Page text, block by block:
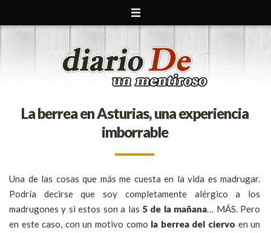
La berrea en Asturias, una experiencia
imborrable
Una de las cosas que más me cuesta en la vida es madrugar.
Podría decirse que soy completamente alérgico a los
madrugones y si estos son a las 5 de la mañana… MÁS. Pero
en este caso, con un motivo como la berrea del ciervo en un